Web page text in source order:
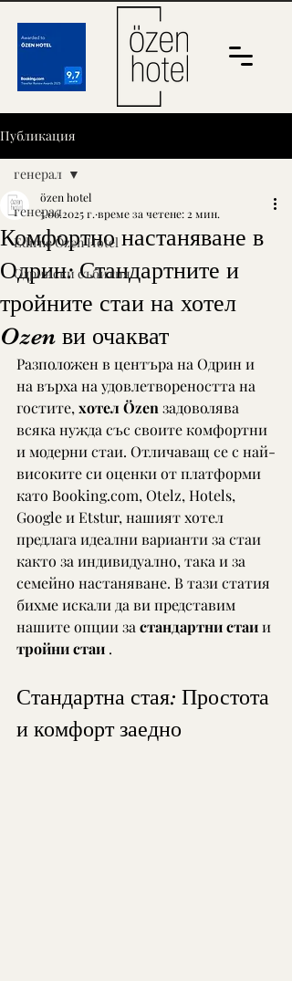
Публикация
генерал
Edirne Özen Hotel
Одрински събития
генерал
Комфортно настаняване в
Одрин: Стандартните и
тройните стаи на хотел
Ozen ви очакват
özen hotel
5.06.2025 г. време за четене: 2 мин.
Разположен в центъра на Одрин и
на върха на удовлетвореността на
гостите, хотел Özen задоволява
всяка нужда със своите комфортни
и модерни стаи. Отличаващ се с най-
високите си оценки от платформи
като Booking.com, Otelz, Hotels,
Google и Etstur, нашият хотел
предлага идеални варианти за стаи
както за индивидуално, така и за
семейно настаняване. В тази статия
бихме искали да ви представим
нашите опции за стандартни стаи и
тройни стаи .
Стандартна стая: Простота
и комфорт заедно